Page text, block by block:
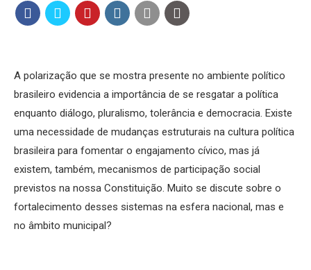
A polarização que se mostra presente no ambiente político
brasileiro evidencia a importância de se resgatar a política
enquanto diálogo, pluralismo, tolerância e democracia. Existe
uma necessidade de mudanças estruturais na cultura política
brasileira para fomentar o engajamento cívico, mas já
existem, também, mecanismos de participação social
previstos na nossa Constituição. Muito se discute sobre o
fortalecimento desses sistemas na esfera nacional, mas e
no âmbito municipal?